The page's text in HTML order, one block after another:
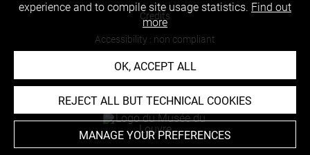
Credits
Accessibility : non compliant
experience and to compile site usage statistics. Find out
more
OK, ACCEPT ALL
REJECT ALL BUT TECHNICAL COOKIES
MANAGE YOUR PREFERENCES